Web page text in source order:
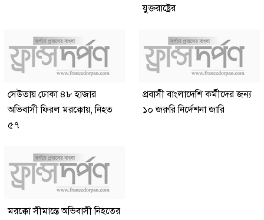
যুক্তরাষ্ট্রের
সেউতায় ঢোকা ৪৮ হাজার
অভিবাসী ফিরল মরক্কোয়, নিহত
৫৭
প্রবাসী বাংলাদেশি কর্মীদের জন্য
১০ জরুরি নির্দেশনা জারি
মরক্কো সীমান্তে অভিবাসী নিহতের